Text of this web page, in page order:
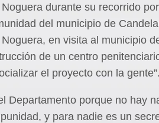
durante su recorrido
del municipio de
en visita al municipio
de un centro
el proyecto con la gente”.
Departamento porque no hay
y para nadie es un